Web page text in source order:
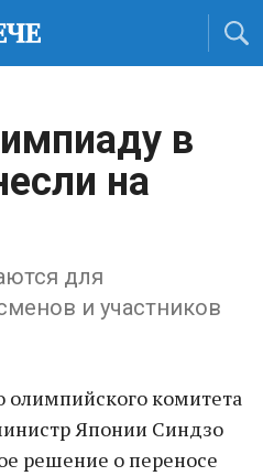
в
на
для
и участников
комитета
Японии Синдзо
решение о переносе